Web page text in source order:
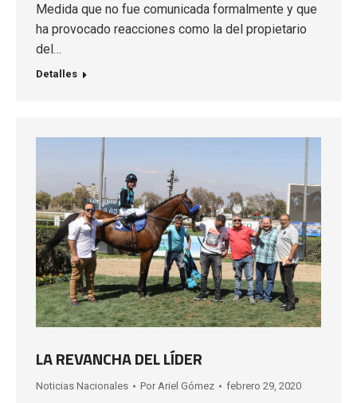
Medida que no fue comunicada formalmente y que
ha provocado reacciones como la del propietario
del…
Detalles
LA REVANCHA DEL LÍDER
Noticias Nacionales Por Ariel Gómez febrero 29, 2020